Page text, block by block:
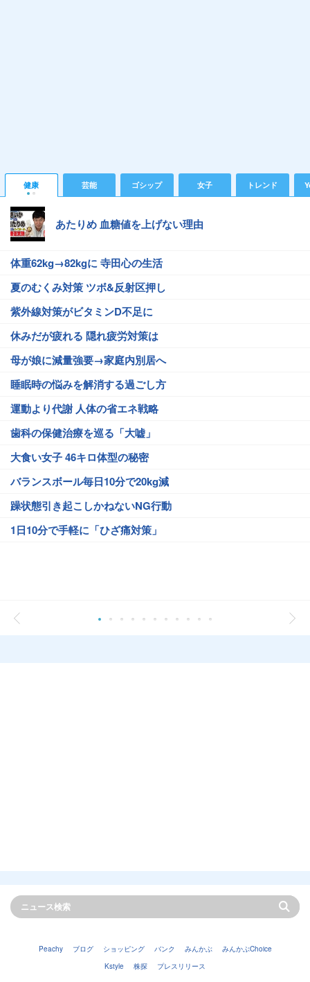
健康 芸能 ゴシップ 女子 トレンド
あたりめ 血糖値を上げない理由
体重62kg→82kgに 寺田心の生活
夏のむくみ対策 ツボ&反射区押し
紫外線対策がビタミンD不足に
休みだが疲れる 隠れ疲労対策は
母が娘に減量強要→家庭内別居へ
睡眠時の悩みを解消する過ごし方
運動より代謝 人体の省エネ戦略
歯科の保健治療を巡る「大嘘」
大食い女子 46キロ体型の秘密
バランスボール毎日10分で20kg減
躁状態引き起こしかねないNG行動
1日10分で手軽に「ひざ痛対策」
Peachy ブログ ショッピング バンク みんかぶ
みんかぶChoice
Kstyle
株探 プレスリリース